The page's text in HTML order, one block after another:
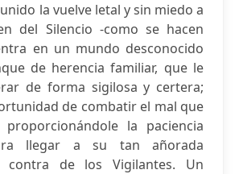
la vuelve letal y sin miedo a
del Silencio -como se hacen
en un mundo desconocido
de herencia familiar, que le
de forma sigilosa y certera;
de combatir el mal que
la paciencia
llegar a su tan añorada
contra de los Vigilantes. Un